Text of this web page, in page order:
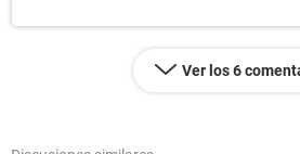
Ver los 6